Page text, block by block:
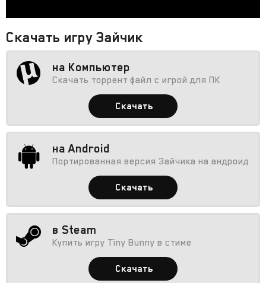
Скачать игру Зайчик
на Компьютер
Скачать торрент файл с игрой для ПК
Скачать
на Android
Портированная версия Зайчика на андроид
Скачать
в Steam
Купить игру Tiny Bunny в стиме
Скачать